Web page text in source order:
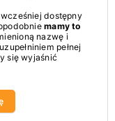
dostępny
mamy to
nazwę i
pełnej
się wyjaśnić